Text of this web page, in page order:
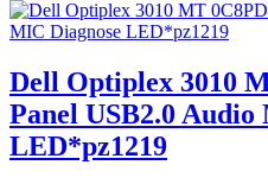
Dell Optiplex 3010
Panel USB2.0 Audio
LED*pz1219